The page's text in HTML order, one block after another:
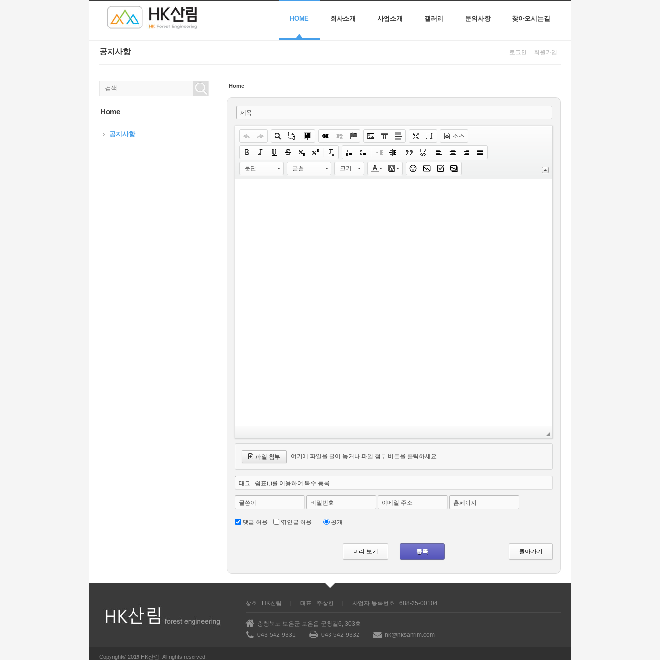
HOME 회사소개 사업소개 갤러리 문의사항 찾아오시는길
로그인 회원가입
공지사항
Home
제목
소스
문단 글꼴 크기
파일 첨부 여기에 파일을 끌어 놓거나 파일 첨부 버튼을 클릭하세요.
태그 : 쉼표(,)를 이용하여 복수 등록
글쓴이 비밀번호 이메일 주소 홈페이지
댓글 허용 엮인글 허용 공개
돌아가기
Home
공지사항
상호 : HK산림 대표 : 주상헌 사업자 등록번호 : 688-25-00104
충청북도 보은군 보은읍 군청길6, 303호
043-542-9331
043-542-9332 hk@hksanrim.com
Copyright© 2019 HK산림. All rights reserved.